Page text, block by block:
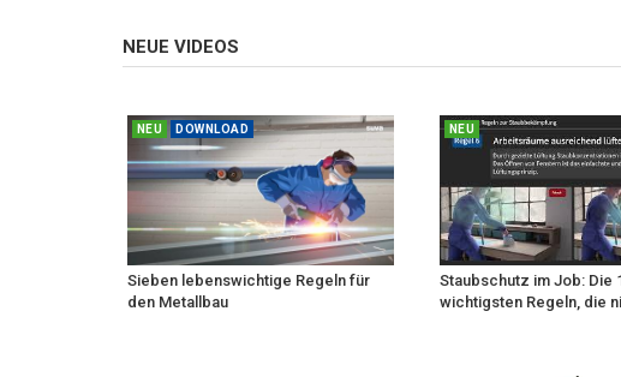
NEUE VIDEOS
NEU DOWNLOAD
Sieben lebenswichtige Regeln für
den Metallbau
NEU
Staubschutz im Job: Die
wichtigsten Regeln, die